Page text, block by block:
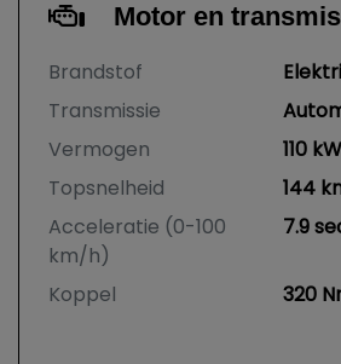
Motor en
Brandstof
Transmissie
Vermogen
110
Topsnelheid
144
Acceleratie (0-100
km/h)
7.9
Koppel 320